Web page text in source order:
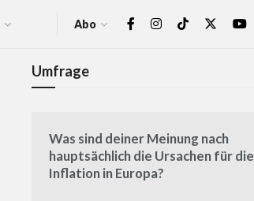
Abo
Umfrage
Was sind deiner Meinung nach
hauptsächlich die Ursachen für die
Inflation in Europa?